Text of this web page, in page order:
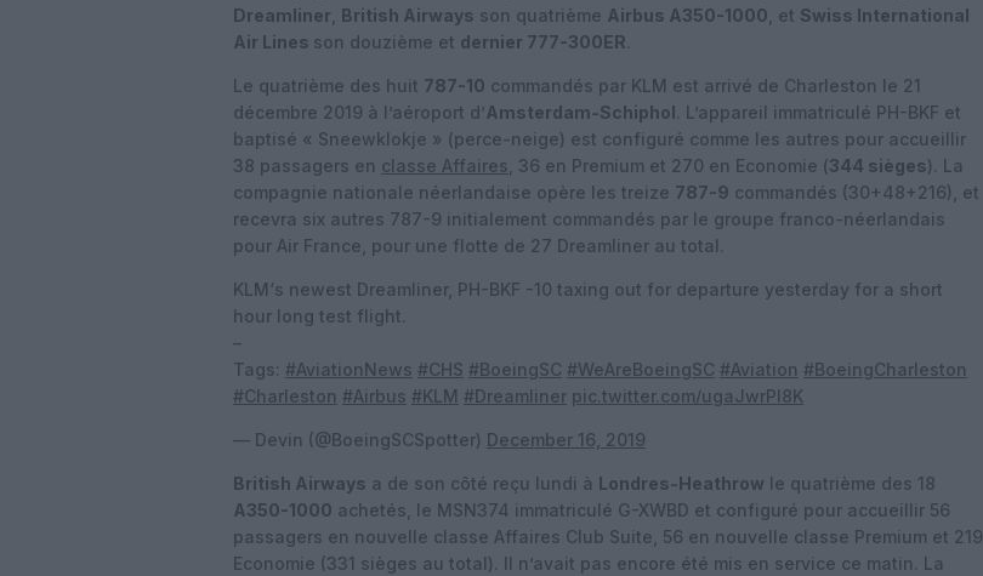
Dreamliner British Airways son quatrième Airbus A350-1000 , et Swiss International
Air Lines son douzième et dernier 777-300ER.
Le quatrième des huit 787-10 commandés par KLM est arrivé de Charleston le 21
décembre 2019 à l’aéroport d’Amsterdam-Schiphol. L’appareil immatriculé PH-BKF et
baptisé « Sneewklokje » (perce-neige) est configuré comme les autres pour accueillir
38 passagers en classe Affaires , 36 en Premium et 270 en Economie (344 sièges). La
compagnie nationale néerlandaise opère les treize 787-9 commandés (30+48+216), et
recevra six autres 787-9 initialement commandés par le groupe franco-néerlandais
pour Air France, pour une flotte de 27 Dreamliner au total.
KLM‘s newest Dreamliner, PH-BKF -10 taxing out for departure yesterday for a short
hour long test flight.
–
Tags: #AviationNews #CHS #BoeingSC #WeAreBoeingSC #Aviation #BoeingCharleston
#Charleston #Airbus #KLM #Dreamliner pic.twitter.com/ugaJwrPI8K
— Devin (@BoeingSCSpotter) December 16, 2019
British Airways a de son côté reçu lundi à Londres-Heathrow le quatrième des 18
A350-1000 achetés, le MSN374 immatriculé G-XWBD et configuré pour accueillir 56
passagers en nouvelle classe Affaires Club Suite, 56 en nouvelle classe Premium et 219
Economie (331 sièges au total). Il n’avait pas encore été mis en service ce matin. La